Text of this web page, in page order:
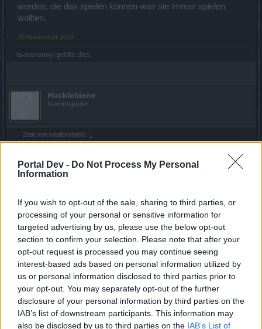
Portal Dev - Do Not Process My Personal
Information
If you wish to opt-out of the sale, sharing to third parties, or
processing of your personal or sensitive information for
targeted advertising by us, please use the below opt-out
section to confirm your selection. Please note that after your
opt-out request is processed you may continue seeing
interest-based ads based on personal information utilized by
us or personal information disclosed to third parties prior to
your opt-out. You may separately opt-out of the further
disclosure of your personal information by third parties on the
IAB’s list of downstream participants. This information may
also be disclosed by us to third parties on the IAB’s List of
werden, die das spielen können was sie immer spielen
wollten.
20 November 2020
ris-mariannyl gefällt dies.
Hucklebiene
Stammspieler
Zitat von knallprobe95: ↑
mal davon aus, dass sich an der Meinung nichts verändert hat.
Ziemlich schade!!! Ich würde wetten eine Menge Spieler kämen
und was noch kommt, ist einfach nicht mehr Drakensang.
Zumindest würde ich es nicht mehr so nennen. Dadurch, dass jetzt
im Dezember quasi alles auf dem Kopf gestellt wird, verliere ich
echt mein letztes Interesse an dem Spiel. Und ich warte seit ca. 3
Jahren auf eine positive Wendung. Dabei sehne ich mich so sehr
danach das Spiel zu spielen, das ich so gerne hatte.
Auch wenn ich es eher für unwahrscheinlich halte, will ich nichts
unversucht lassen und bitte euch nochmals darum das Ganze zu
überdenken. Ich sehe da eigentlich maximal eine Steigung der
Spieleranzahl die gleichzeitig eingeloggt sind. Zum einen Spieler
die Dark Legacy gut finden und wahrscheinlich auch viele neue
Spieler, die das alte Spiel gar nicht kennengelernt haben und zum
anderen die alten Spieler, die schon lange aufgehört haben oder
Click to expand...
Das unterschreib ich jetzt einfach mal....
Seit meiner Stippvisite aufm Testserver bin ich mir fast
schon sicher, dass ich nicht weiterspielen werde, da sich
bald zu viel zu weit von dem entfernt hat, was ich am alten
DSO geliebt hatte... Aber was solls... RL hat ja auch ne
geile Grafik...